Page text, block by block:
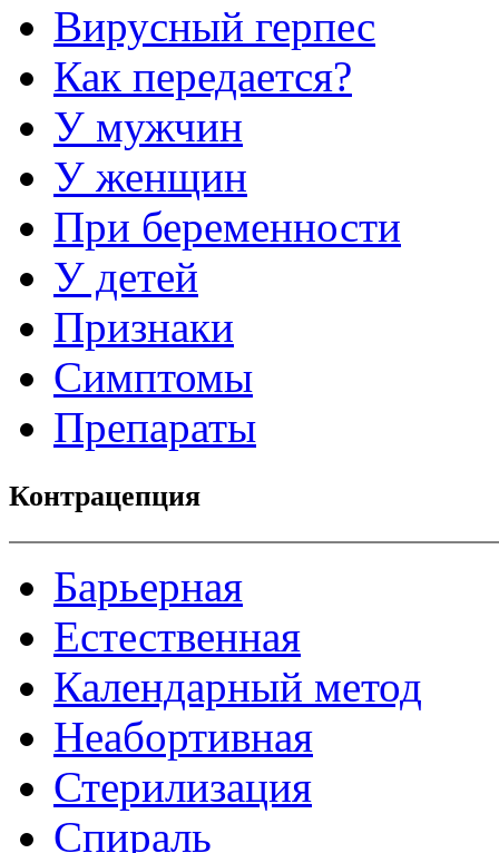
Вирусный герпес
Как передается?
У мужчин
У женщин
При беременности
У детей
Признаки
Симптомы
Препараты
Контрацепция
Барьерная
Естественная
Календарный метод
Неабортивная
Стерилизация
Спираль